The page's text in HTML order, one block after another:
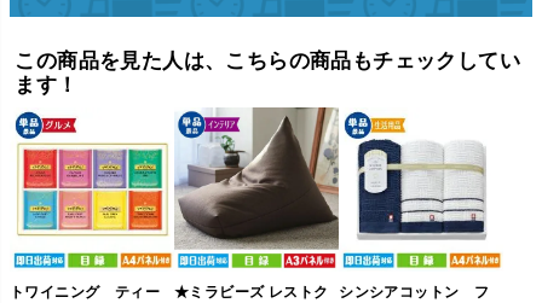
この商品を見た人は、こちらの商品もチェックしてい
ます！
トワイニング ティー
★ミラビーズ レストク
シンシアコットン フ